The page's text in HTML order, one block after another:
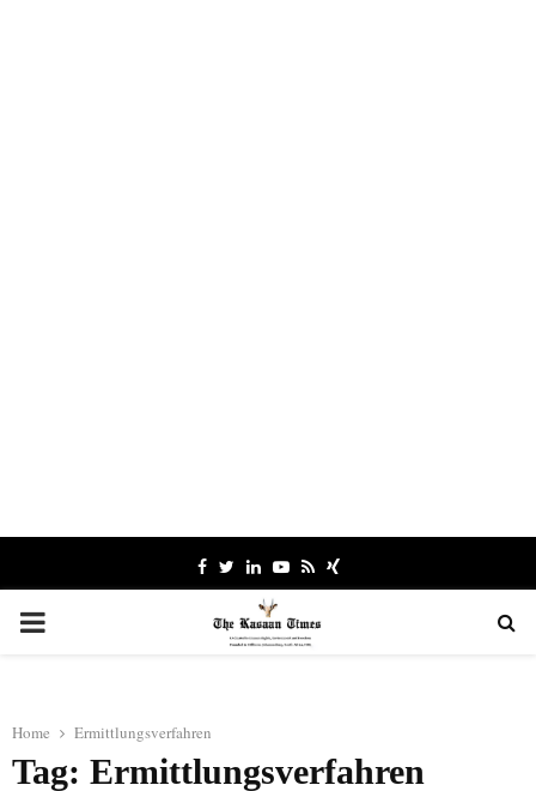
Facebook
TwitterLinkedinYoutube
RssXing
PRIMARY
Home Ermittlungsverfahren
Tag: Ermittlungsverfahren